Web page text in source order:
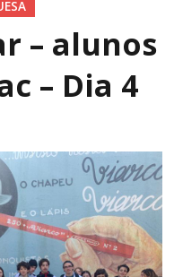
– alunos
– Dia 4